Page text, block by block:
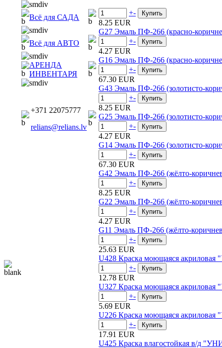
Всё для САДА
Всё для АВТО
АРЕНДА
ИНВЕНТАРЯ
+371 22075777
relians@relians.lv
+-
8.25 EUR
G27 Эмаль ПФ-266 (красно-
+-
4.27 EUR
G16 Эмаль ПФ-266 (красно-
+-
67.30 EUR
G43 Эмаль ПФ-266 (золотисто-
+-
8.25 EUR
G25 Эмаль ПФ-266 (золотисто-
+-
4.27 EUR
G14 Эмаль ПФ-266 (золотисто-
+-
67.30 EUR
G42 Эмаль ПФ-266 (жёлто-
+-
8.25 EUR
G22 Эмаль ПФ-266 (жёлто-
+-
4.27 EUR
G11 Эмаль ПФ-266 (жёлто-
+-
25.63 EUR
U428 Краска моющаяся
+-
12.78 EUR
U327 Краска моющаяся
+-
5.69 EUR
U226 Краска моющаяся
+-
17.91 EUR
U425 Краска влагостойкая в/д